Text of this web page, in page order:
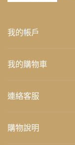
我的帳戶
我的購物車
連絡客服
購物說明